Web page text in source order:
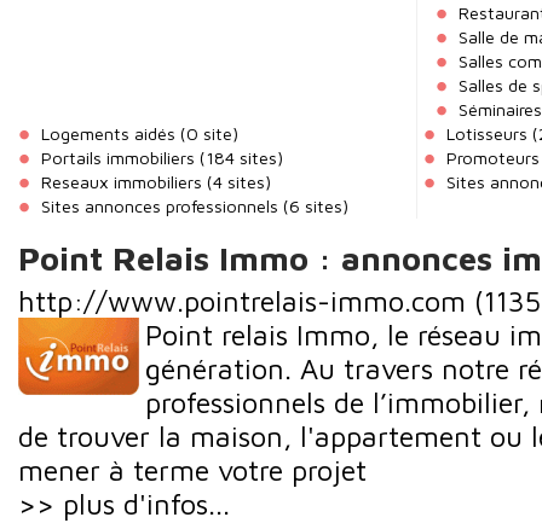
Salle de
Salles
Salles de
Séminaires
Logements aidés (0 site) Lotisseurs
Portails immobiliers (184 sites) Promoteurs
Reseaux immobiliers (4 sites)
Sites
Sites annonces professionnels (6 sites)
Point Relais Immo : annonces
http://www.pointrelais-immo.com
Point relais Immo, le réseau
génération. Au travers notre
professionnels de
de trouver la maison, l'appartement ou
mener à terme votre projet
>> plus d'infos...